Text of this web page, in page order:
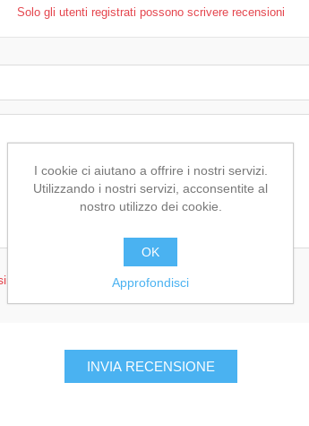
Solo gli utenti registrati possono scrivere recensioni
Eccellente
I cookie ci aiutano a offrire i nostri servizi.
Utilizzando i nostri servizi, acconsentite al
nostro utilizzo dei cookie.
OK
Approfondisci